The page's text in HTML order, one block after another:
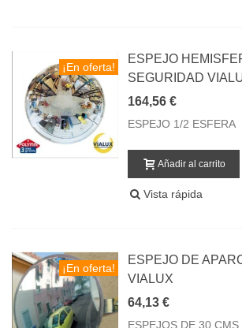
¡En oferta!
ESPEJO
SEGURIDAD
164,56 €
ESPEJO 1/2 ESFERA
Añadir al carrito
Vista rápida
¡En oferta!
ESPEJO DE
VIALUX
64,13 €
ESPEJOS DE 30